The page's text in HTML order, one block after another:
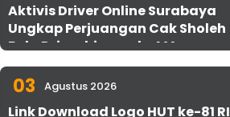
Aktivis Driver Online Surabaya
Ungkap Perjuangan Cak Sholeh
Bela Driver hingga ke MA
03 Agustus 2026
Link Download Logo HUT ke-81 RI